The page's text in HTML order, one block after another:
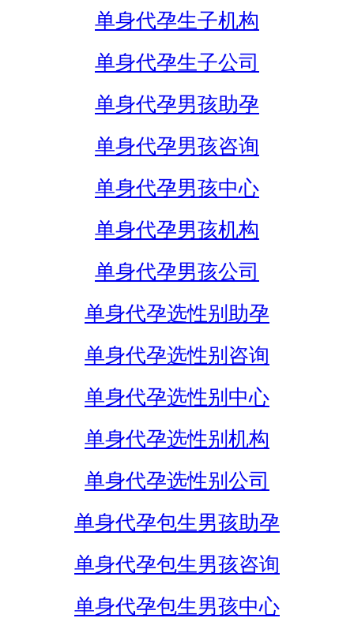
单身代孕生子机构
单身代孕生子公司
单身代孕男孩助孕
单身代孕男孩咨询
单身代孕男孩中心
单身代孕男孩机构
单身代孕男孩公司
单身代孕选性别助孕
单身代孕选性别咨询
单身代孕选性别中心
单身代孕选性别机构
单身代孕选性别公司
单身代孕包生男孩助孕
单身代孕包生男孩咨询
单身代孕包生男孩中心